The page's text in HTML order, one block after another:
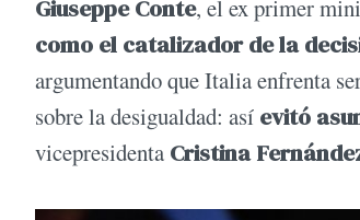
Giuseppe Conte, el ex primer
como el catalizador de la
argumentando que Italia enfrenta
sobre la desigualdad: así evitó
vicepresidenta Cristina